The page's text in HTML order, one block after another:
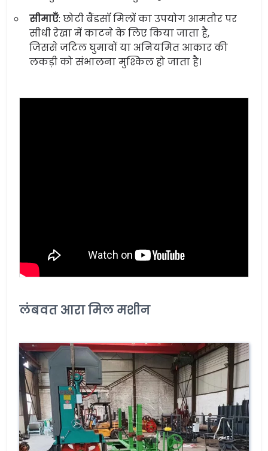
सीमाएँ: छोटी बैंडसॉ मिलों का उपयोग आमतौर पर
सीधी रेखा में काटने के लिए किया जाता है,
जिससे जटिल घुमावों या अनियमित आकार की
लकड़ी को संभालना मुश्किल हो जाता है।
लंबवत आरा मिल मशीन